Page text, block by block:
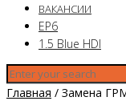
ВАКАНСИИ
EP6
1.5 Blue HDI
Главная / Замена